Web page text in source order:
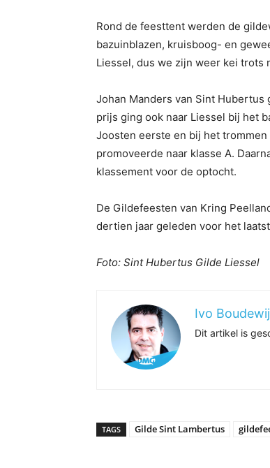
Rond de feesttent werden de
bazuinblazen, kruisboog- en
Liessel, dus we zijn weer kei trots
Johan Manders van Sint
prijs ging ook naar Liessel bij het
Joosten eerste en bij het
promoveerde naar klasse A.
klassement voor de optocht.
De Gildefeesten van Kring
dertien jaar geleden voor het
Foto: Sint Hubertus Gilde Liessel
Ivo
Dit artikel is
TAGS Gilde Sint Lambertus